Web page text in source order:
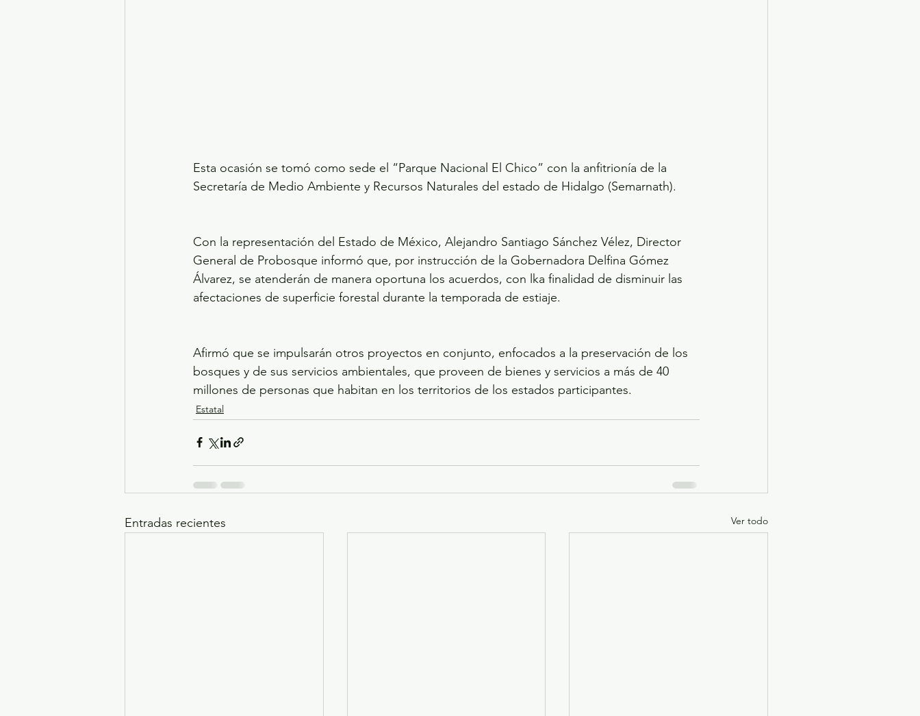
Esta ocasión se tomó como sede el “Parque Nacional El Chico” con la anfitrionía de la
Secretaría de Medio Ambiente y Recursos Naturales del estado de Hidalgo (Semarnath).
Con la representación del Estado de México, Alejandro Santiago Sánchez Vélez, Director
General de Probosque informó que, por instrucción de la Gobernadora Delfina Gómez
Álvarez, se atenderán de manera oportuna los acuerdos, con lka finalidad de disminuir las
afectaciones de superficie forestal durante la temporada de estiaje.
Afirmó que se impulsarán otros proyectos en conjunto, enfocados a la preservación de los
bosques y de sus servicios ambientales, que proveen de bienes y servicios a más de 40
millones de personas que habitan en los territorios de los estados participantes.
Estatal
Entradas recientes Ver todo